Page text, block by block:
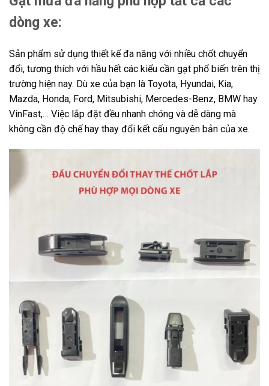
dòng xe:
Sản phẩm sử dụng thiết kế đa năng với nhiều chốt chuyển
đổi, tương thích với hầu hết các kiểu cần gạt phổ biến trên thị
trường hiện nay. Dù xe của bạn là Toyota, Hyundai, Kia,
Mazda, Honda, Ford, Mitsubishi, Mercedes-Benz, BMW hay
VinFast,… Việc lắp đặt đều nhanh chóng và dễ dàng mà
không cần độ chế hay thay đổi kết cấu nguyên bản của xe.